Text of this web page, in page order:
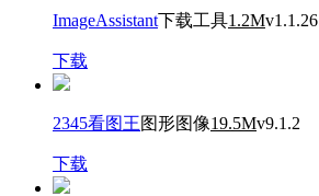
ImageAssistant下载工具1.2Mv1.1.26
下载
2345看图王图形图像19.5Mv9.1.2
下载